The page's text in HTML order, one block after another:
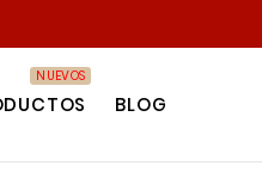
NUEVOS
BLOG